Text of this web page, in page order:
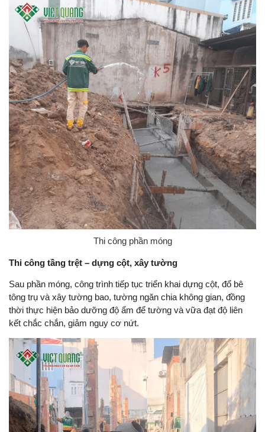
Thi công phần móng
Thi công tầng trệt – dựng cột, xây tường
Sau phần móng, công trình tiếp tục triển khai dựng cột, đổ bê
tông trụ và xây tường bao, tường ngăn chia không gian, đồng
thời thực hiện bảo dưỡng độ ẩm để tường và vữa đạt độ liên
kết chắc chắn, giảm nguy cơ nứt.